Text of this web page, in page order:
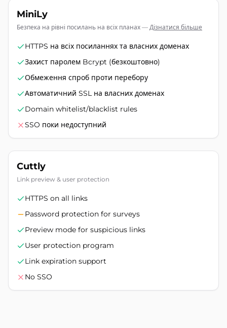
MiniLy
Безпека на рівні посилань на всіх планах — Дізнатися більше
HTTPS на всіх посиланнях та власних доменах
Захист паролем Bcrypt (безкоштовно)
Обмеження спроб проти перебору
Автоматичний SSL на власних доменах
Domain whitelist/blacklist rules
SSO поки недоступний
Cuttly
Link preview & user protection
HTTPS on all links
Password protection for surveys
Preview mode for suspicious links
User protection program
Link expiration support
No SSO